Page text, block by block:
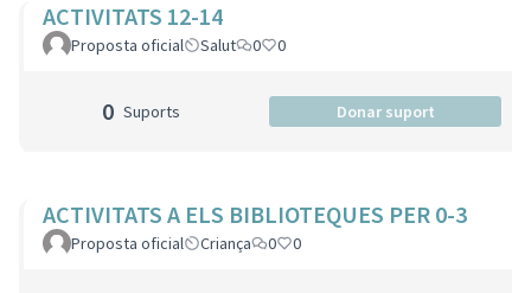
ACTIVITATS 12-14
Proposta oficial Salut 0 0
0 Suports Donar suport
ACTIVITATS A ELS BIBLIOTEQUES PER 0-3
Proposta oficial Criança 0 0